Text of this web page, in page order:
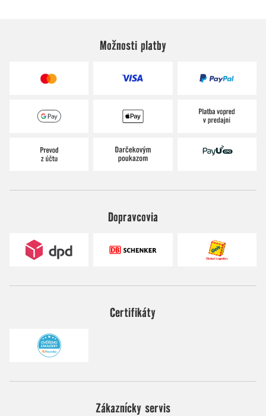
Možnosti platby
Dopravcovia
Certifikáty
Zákaznícky servis